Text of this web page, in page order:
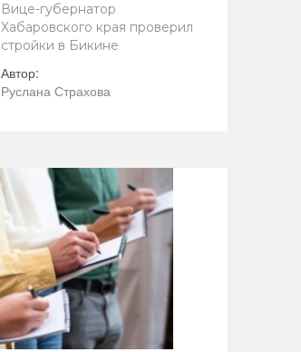
Вице-губернатор
Хабаровского края проверил
стройки в Бикине
Автор:
Руслана Страхова